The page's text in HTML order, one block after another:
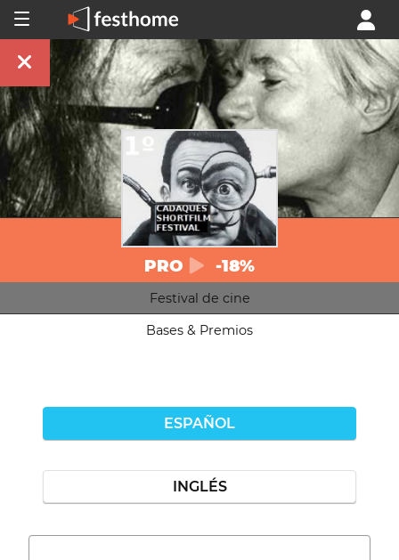
PRO -18%
Festival de cine
Bases & Premios
ESPAÑOL
INGLÉS